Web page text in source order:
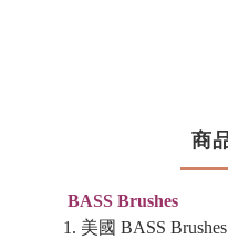
商
BASS Brushes
1. 美國 BASS